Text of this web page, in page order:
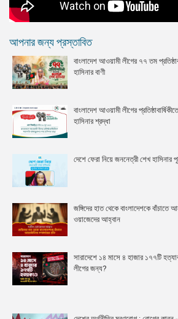
আপনার জন্য প্রস্তাবিত
বাংলাদেশ আওয়ামী লীগের ৭৭ তম
হাসিনার বাণী
বাংলাদেশ আওয়ামী লীগের
হাসিনার শ্রদ্ধা
দেশে ফেরা নিয়ে জননেত্রী শেখ হাসিনার
জঙ্গিদের হাত থেকে বাংলাদেশকে বাঁচাতে
ওয়াজেদের আহ্বান
সারাদেশে ১৪ মাসে ৪ হাজার ১৭৭টি
লীগের জন্য?